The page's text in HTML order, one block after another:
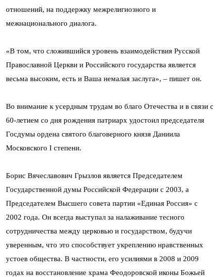
отношений, на поддержку межрелигиозного и
межнационального диалога.
«В том, что сложившийся уровень взаимодействия Русской
Православной Церкви и Российского государства является
весьма высоким, есть и Ваша немалая заслуга», – пишет он.
Во внимание к усердным трудам во благо Отечества и в связи с
60-летием со дня рождения патриарх удостоил председателя
Госдумы ордена святого благоверного князя Даниила
Московского I степени.
Борис Вячеславович Грызлов является Председателем
Государственной думы Российской Федерации с 2003, а
Председателем Высшего совета партии «Единая Россия» с
2002 года. Он всегда выступал за налаживание тесного
сотрудничества между церковью и государством, будучи
уверенным, что это способствует укреплению нравственных
устоев общества. В частности, его усилиями в 2008 и 2009
годах на восстановление храма Феодоровской иконы Божьей